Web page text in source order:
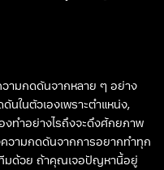
ามกดดันจากหลาย ๆ อย่าง
ในตัวเองเพราะตำแหน่ง,
งทำอย่างไรถึงจะดึงศักยภาพ
ความกดดันจากการอยากทำทุก
มด้วย ถ้าคุณเจอปัญหานี้อยู่